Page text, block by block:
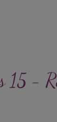
15 -